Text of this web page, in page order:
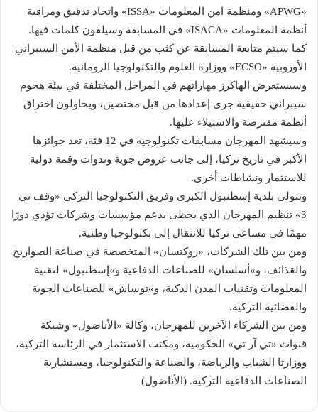
«APWG» ومنظمة امن المعلومات «ISSA» واتحاد تدقيق ومراقبة
أنظمة المعلومات «ISACA» في المسابقة وسيلقون كلمات فيها.
كما سيتم متابعة المسابقة عن كثب من قبل منظمة الأمن السيبراني
الأوروبية «ECSO» ووزارة العلوم والتكنولوجيا الرومانية.
وسيستعرض الهاكرز مهاراتهم في المراحل المختلفة في بيئة هجوم
سيبراني حقيقية جرى إعدادها من قبل مختصين، ويحاولون اختراق
أنظمة مفترضة والاستيلاء عليها.
وسيشهد المهرجان مسابقات تكنولوجية في 12 فئة، تعد جوائزها
الأكبر في تاريخ تركيا، إلى جانب عروض جوية وندوات وقمة دولية
للاستثمار ونشاطات أخرى.
وتتولى بلدية إسطنبول الكبرى وفريق التكنولوجيا التركي «وقف تي
3» تنظيم المهرجان الذي يحظى بدعم مؤسسات وشركات تؤدي دورًا
مهمًا في مساعي تركيا للانتقال إلى تكنولوجيا وطنية.
ومن بين تلك الشركات، «روكتسان» المتخصصة في صناعة الصواريخ
والقذائف، و»أسلسان» للصناعات الدفاعية و»إسطنبول» لتقنية
المعلومات وتقنيات المدن الذكية، و»توساش» للصناعات الجوية
والفضائية التركية.
ومن بين الشركاء الآخرين للمهرجان، وكالة «الأناضول» وشبكة
قنوات «تي آر تي» الحكومية، ومكتب الاستثمار في الرئاسة التركية،
ووزارتا الشباب والرياضة، والصناعة والتكنولوجيا، ومستشارية
الصناعات الدفاعية التركية. (الأناضول)